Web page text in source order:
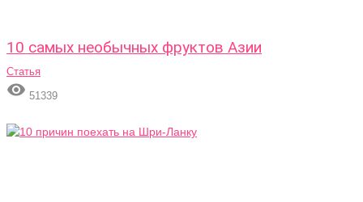
10 самых необычных фруктов Азии
Статья
 51339